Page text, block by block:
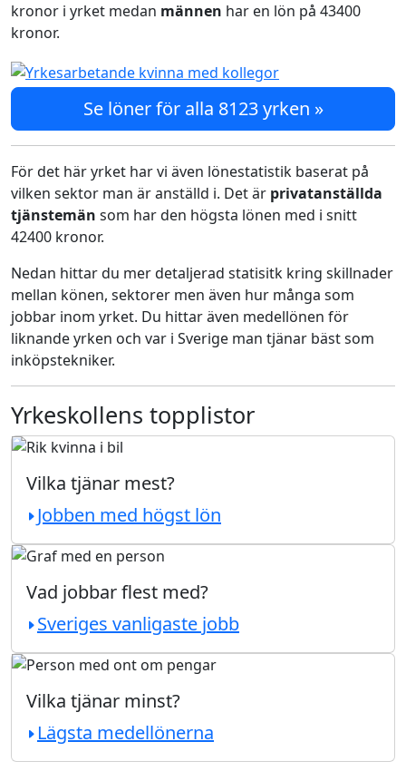
kronor i yrket medan männen har en lön på 43400
kronor.
Se löner för alla 8123 yrken »
För det här yrket har vi även lönestatistik baserat på
vilken sektor man är anställd i. Det är privatanställda
tjänstemän som har den högsta lönen med i snitt
42400 kronor.
Nedan hittar du mer detaljerad statisitk kring skillnader
mellan könen, sektorer men även hur många som
jobbar inom yrket. Du hittar även medellönen för
liknande yrken och var i Sverige man tjänar bäst som
inköpstekniker.
Yrkeskollens topplistor
Vilka tjänar mest?
Jobben med högst lön
Vad jobbar flest med?
Sveriges vanligaste jobb
Vilka tjänar minst?
Lägsta medellönerna